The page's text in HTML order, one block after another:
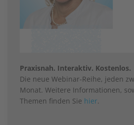
Praxisnah. Interaktiv. Kostenlos.
Die neue Webinar-Reihe, jeden
Monat. Weitere Informationen,
Themen finden Sie hier.